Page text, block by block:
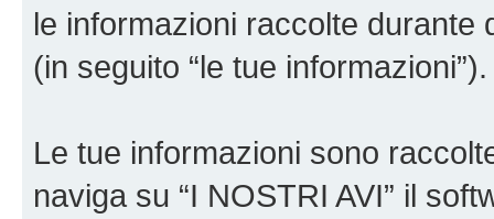
le informazioni raccolte durante
(in seguito “le tue informazioni”).
Le tue informazioni sono
naviga su “I NOSTRI AVI” il